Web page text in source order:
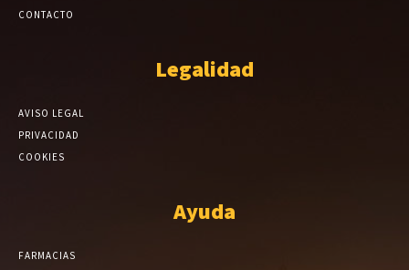
CONTACTO
Legalidad
AVISO LEGAL
PRIVACIDAD
COOKIES
Ayuda
FARMACIAS